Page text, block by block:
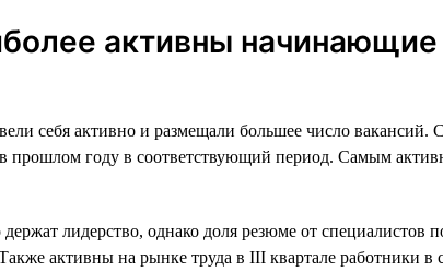
активны
себя активно и размещали большее число
прошлом году в соответствующий период. Самым
лидерство, однако доля резюме от
активны на рынке труда в III квартале работники в